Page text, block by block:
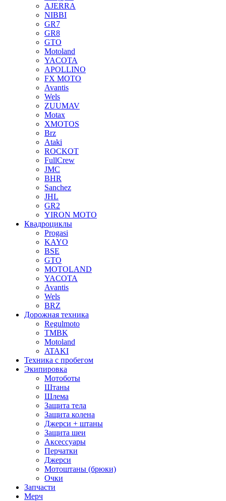
AJERRA
NIBBI
GR7
GR8
GTO
Motoland
YACOTA
APOLLINO
FX MOTO
Avantis
Wels
ZUUMAV
Motax
XMOTOS
Brz
Ataki
ROCKOT
FullCrew
JMC
BHR
Sanchez
JHL
GR2
YIRON MOTO
Квадроциклы
Progasi
KAYO
BSE
GTO
MOTOLAND
YACOTA
Avantis
Wels
BRZ
Дорожная техника
Regulmoto
TMBK
Motoland
ATAKI
Техника с пробегом
Экипировка
Мотоботы
Штаны
Шлема
Защита тела
Защита колена
Джерси + штаны
Защита шеи
Аксессуары
Перчатки
Джерси
Мотоштаны (брюки)
Очки
Запчасти
Мерч